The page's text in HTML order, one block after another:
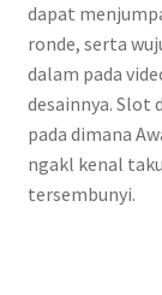
dapat
ronde, serta
dalam pada
desainnya. Slot
pada dimana
ngakl kenal
tersembunyi.